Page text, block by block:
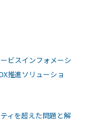
ビスインフォメーシ
推進ソリューショ
ィを超えた問題と解